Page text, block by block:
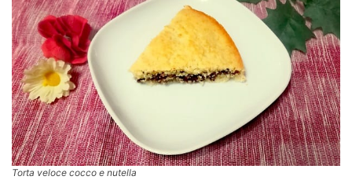
Torta veloce cocco e nutella